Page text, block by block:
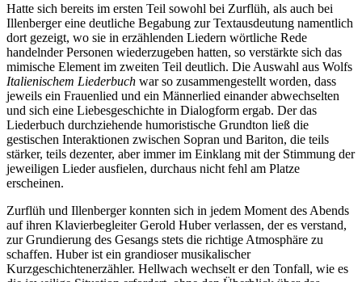
Hatte sich bereits im ersten Teil sowohl bei Zurflüh, als auch bei
Illenberger eine deutliche Begabung zur Textausdeutung namentlich
dort gezeigt, wo sie in erzählenden Liedern wörtliche Rede
handelnder Personen wiederzugeben hatten, so verstärkte sich das
mimische Element im zweiten Teil deutlich. Die Auswahl aus Wolfs
Italienischem Liederbuch war so zusammengestellt worden, dass
jeweils ein Frauenlied und ein Männerlied einander abwechselten
und sich eine Liebesgeschichte in Dialogform ergab. Der das
Liederbuch durchziehende humoristische Grundton ließ die
gestischen Interaktionen zwischen Sopran und Bariton, die teils
stärker, teils dezenter, aber immer im Einklang mit der Stimmung der
jeweiligen Lieder ausfielen, durchaus nicht fehl am Platze
erscheinen.
Zurflüh und Illenberger konnten sich in jedem Moment des Abends
auf ihren Klavierbegleiter Gerold Huber verlassen, der es verstand,
zur Grundierung des Gesangs stets die richtige Atmosphäre zu
schaffen. Huber ist ein grandioser musikalischer
Kurzgeschichtenerzähler. Hellwach wechselt er den Tonfall, wie es